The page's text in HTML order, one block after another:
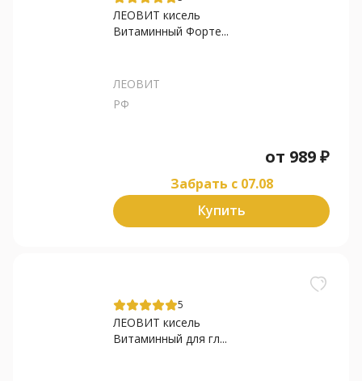
ЛЕОВИТ кисель
Витаминный Форте...
ЛЕОВИТ
РФ
от 989₽
Забрать c 07.08
Купить
5
ЛЕОВИТ кисель
Витаминный для гл...